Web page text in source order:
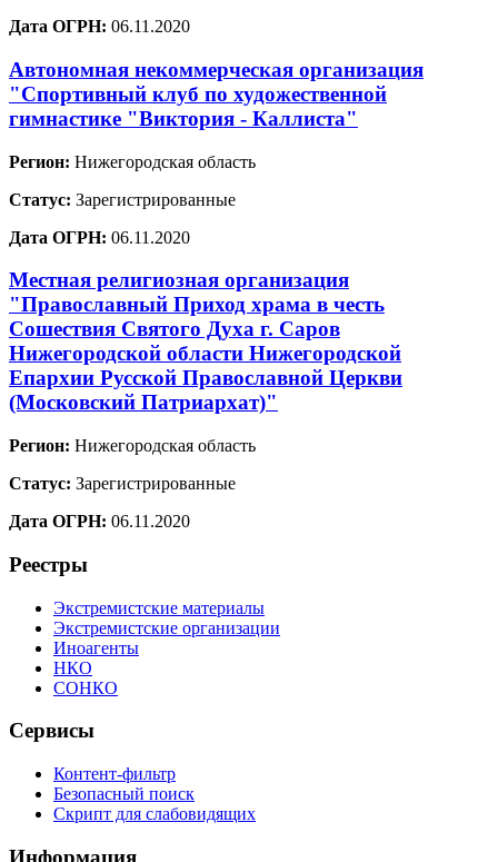
Дата ОГРН: 06.11.2020
Автономная некоммерческая организация
"Спортивный клуб по художественной
гимнастике "Виктория - Каллиста"
Регион: Нижегородская область
Статус: Зарегистрированные
Дата ОГРН: 06.11.2020
Местная религиозная организация
"Православный Приход храма в честь
Сошествия Святого Духа г. Саров
Нижегородской области Нижегородской
Епархии Русской Православной Церкви
(Московский Патриархат)"
Регион: Нижегородская область
Статус: Зарегистрированные
Дата ОГРН: 06.11.2020
Реестры
Экстремистские материалы
Экстремистские организации
Иноагенты
НКО
СОНКО
Сервисы
Контент-фильтр
Безопасный поиск
Скрипт для слабовидящих
Информация